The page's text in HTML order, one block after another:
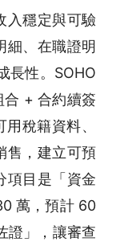
入穩定與可驗
細、在職證明
長性。SOHO
合 + 合約續簽
稅籍資料、
售，建立可預
項目是「資金
萬，預計 60
證」，讓審查